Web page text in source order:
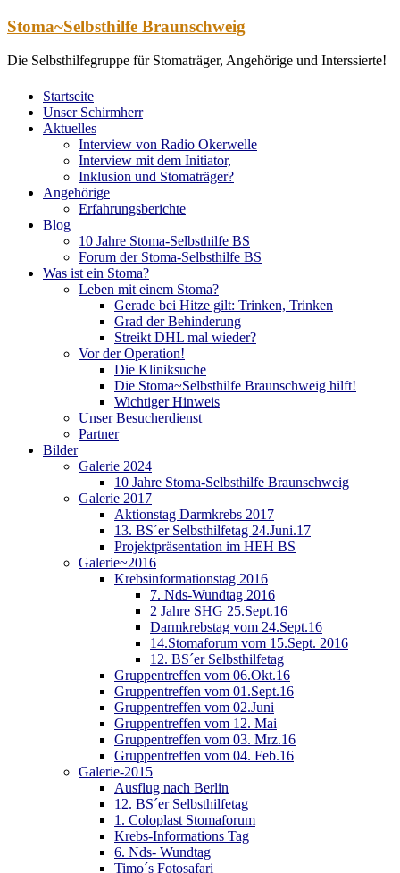
Zum
springen
Stoma~Selbsthilfe Braunschweig
Die Selbsthilfegruppe für Stomaträger, Angehörige und Interssierte!
Startseite
Unser Schirmherr
Aktuelles
Interview von Radio Okerwelle
Interview mit dem Initiator,
Inklusion und Stomaträger?
Angehörige
Erfahrungsberichte
Blog
10 Jahre Stoma-Selbsthilfe BS
Forum der Stoma-Selbsthilfe BS
Was ist ein Stoma?
Leben mit einem Stoma?
Gerade bei Hitze gilt: Trinken, Trinken
Grad der Behinderung
Streikt DHL mal wieder?
Vor der Operation!
Die Kliniksuche
Die Stoma~Selbsthilfe Braunschweig hilft!
Wichtiger Hinweis
Unser Besucherdienst
Partner
Bilder
Galerie 2024
10 Jahre Stoma-Selbsthilfe Braunschweig
Galerie 2017
Aktionstag Darmkrebs 2017
13. BS´er Selbsthilfetag 24.Juni.17
Projektpräsentation im HEH BS
Galerie~2016
Krebsinformationstag 2016
7. Nds-Wundtag 2016
2 Jahre SHG 25.Sept.16
Darmkrebstag vom 24.Sept.16
14.Stomaforum vom 15.Sept. 2016
12. BS´er Selbsthilfetag
Gruppentreffen vom 06.Okt.16
Gruppentreffen vom 01.Sept.16
Gruppentreffen vom 02.Juni
Gruppentreffen vom 12. Mai
Gruppentreffen vom 03. Mrz.16
Gruppentreffen vom 04. Feb.16
Galerie-2015
Ausflug nach Berlin
12. BS´er Selbsthilfetag
1. Coloplast Stomaforum
Krebs-Informations Tag
6. Nds- Wundtag
Timo´s Fotosafari